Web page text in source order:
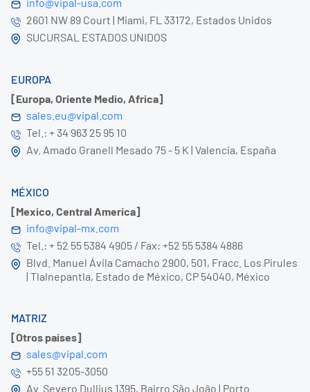
2601 NW 89 Court | Miami, FL 33172, Estados Unidos
SUCURSAL ESTADOS UNIDOS
EUROPA
[Europa, Oriente Medio, Africa]
sales.eu@vipal.com
Tel.: + 34 963 25 95 10
Av. Amado Granell Mesado 75 - 5 K | Valencia, España
MÉXICO
[Mexico, Central America]
info@vipal-mx.com
Tel.: + 52 55 5384 4905 / Fax: +52 55 5384 4886
Blvd. Manuel Ávila Camacho 2900, 501, Fracc. Los Pirules
| Tlalnepantla, Estado de México, CP 54040, México
MATRIZ
[Otros países]
sales@vipal.com
+55 51 3205-3050
Av. Severo Dullius 1395, Bairro São João | Porto